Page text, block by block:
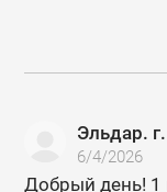
Эльдар.
6/4/2026
Добрый день! 1